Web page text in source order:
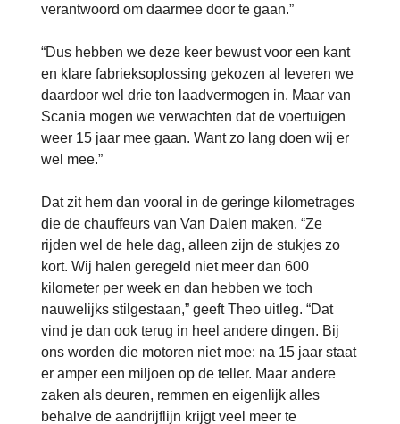
verantwoord om daarmee door te gaan.”
“Dus hebben we deze keer bewust voor een kant
en klare fabrieksoplossing gekozen al leveren we
daardoor wel drie ton laadvermogen in. Maar van
Scania mogen we verwachten dat de voertuigen
weer 15 jaar mee gaan. Want zo lang doen wij er
wel mee.”
Dat zit hem dan vooral in de geringe kilometrages
die de chauffeurs van Van Dalen maken. “Ze
rijden wel de hele dag, alleen zijn de stukjes zo
kort. Wij halen geregeld niet meer dan 600
kilometer per week en dan hebben we toch
nauwelijks stilgestaan,” geeft Theo uitleg. “Dat
vind je dan ook terug in heel andere dingen. Bij
ons worden die motoren niet moe: na 15 jaar staat
er amper een miljoen op de teller. Maar andere
zaken als deuren, remmen en eigenlijk alles
behalve de aandrijflijn krijgt veel meer te